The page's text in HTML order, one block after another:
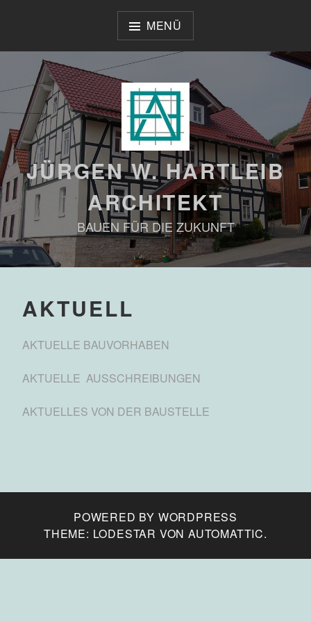
MENÜ
JÜRGEN W. HARTLEIB
ARCHITEKT
BAUEN FÜR DIE ZUKUNFT
AKTUELL
AKTUELLE BAUVORHABEN
AKTUELLE AUSSCHREIBUNGEN
AKTUELLES VON DER BAUSTELLE
POWERED BY WORDPRESS
THEME: LODESTAR VONAUTOMATTIC.